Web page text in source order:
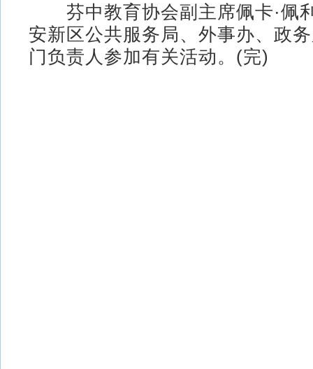
芬中教育协会副主席佩卡·佩
安新区公共服务局、外事办、政
门负责人参加有关活动。(完)